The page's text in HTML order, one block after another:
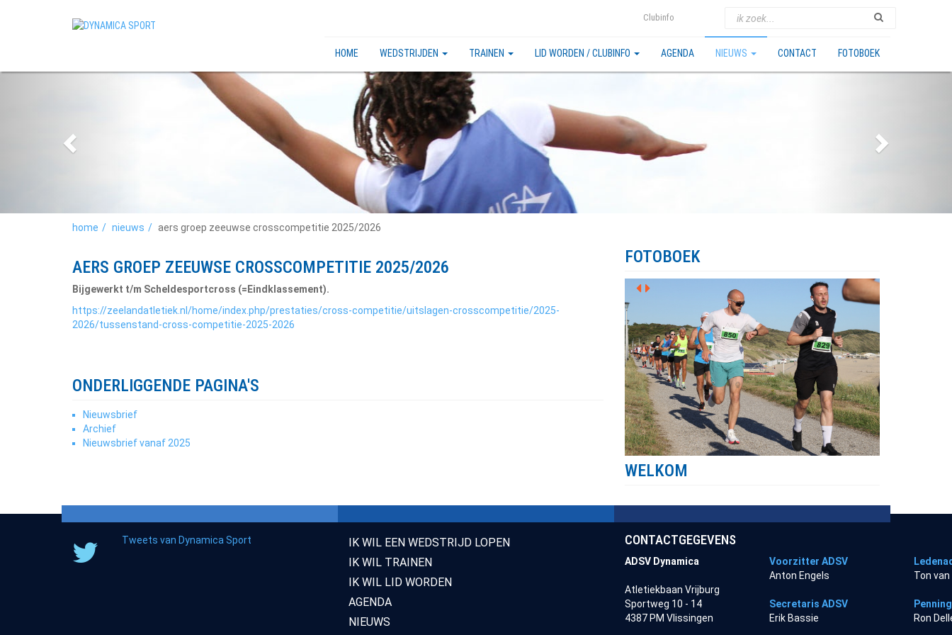
Clubinfo
HOME WEDSTRIJDEN TRAINEN LID WORDEN / CLUBINFO AGENDA NIEUWS CONTACT FOTOBOEK
home nieuws aers groep zeeuwse crosscompetitie 2025/2026
AERS GROEP ZEEUWSE CROSSCOMPETITIE 2025/2026
Bijgewerkt t/m Scheldesportcross (=Eindklassement).
https://zeelandatletiek.nl/home/index.php/prestaties/cross-competitie/uitslagen-crosscompetitie/2025-
2026/tussenstand-cross-competitie-2025-2026
ONDERLIGGENDE PAGINA'S
Nieuwsbrief
Archief
Nieuwsbrief vanaf 2025
FOTOBOEK
WELKOM
Tweets van Dynamica Sport
IK WIL EEN WEDSTRIJD LOPEN
IK WIL TRAINEN
IK WIL LID WORDEN
AGENDA
NIEUWS
CONTACTGEGEVENS
ADSV Dynamica Voorzitter ADSV
Anton Engels
Ton
Atletiekbaan Vrijburg
Sportweg 10 - 14
Secretaris ADSV
4387 PM Vlissingen
Erik Bassie Ron